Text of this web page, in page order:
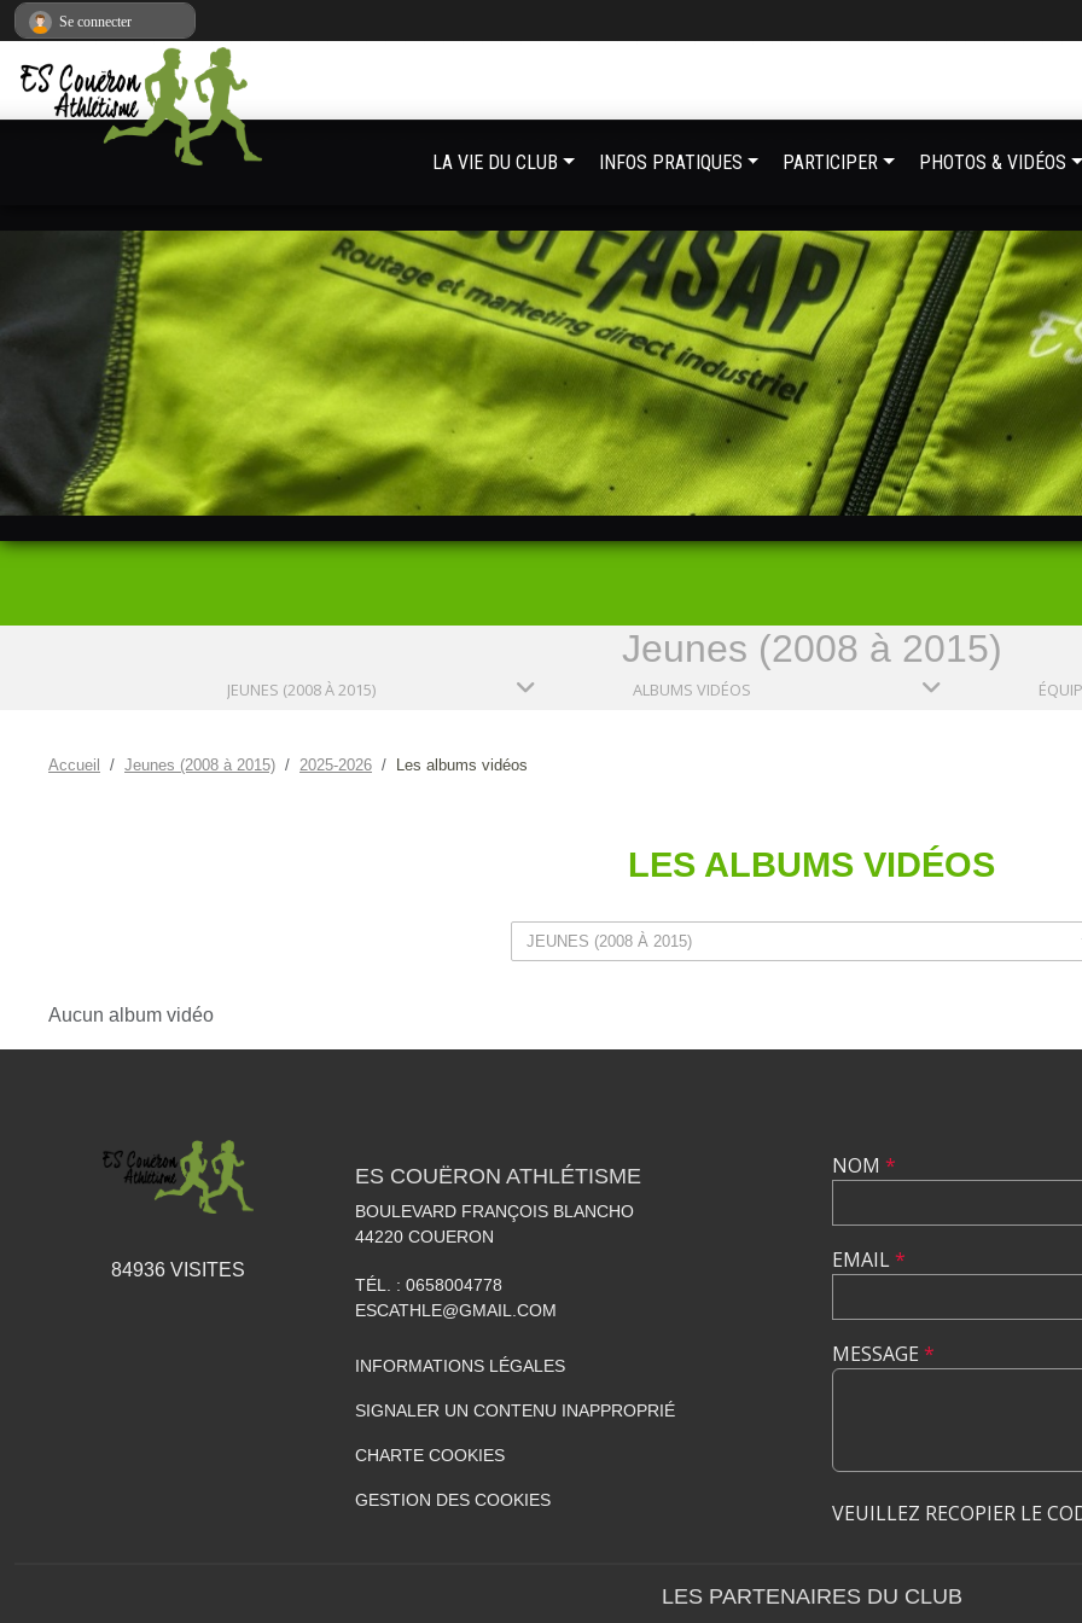
Jeunes (2008 à 2015)
JEUNES (2008 À 2015) ALBUMS VIDÉOS
Accueil Jeunes (2008 à 2015) 2025-2026 Les albums vidéos
LES ALBUMS VIDÉOS
Aucun album vidéo
LA VIE DU CLUB INFOS PRATIQUES PARTICIPER PHOTOS & VIDÉOS
84936VISITES
ES COUËRON ATHLÉTISME
BOULEVARD FRANÇOIS BLANCHO
44220 COUERON
TÉL. : 0658004778
ESCATHLE@GMAIL.COM
INFORMATIONS LÉGALES
SIGNALER UN CONTENU INAPPROPRIÉ
CHARTE COOKIES
GESTION DES COOKIES
NOM *
EMAIL*
MESSAGE *
VEUILLEZ RECOPIER LE
LES PARTENAIRES DU CLUB
Se connecter
Panneau de gestion des cookies